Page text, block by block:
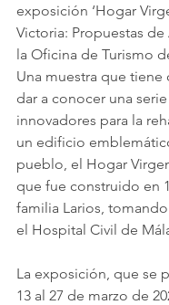
exposición ‘Hogar
Victoria: Propuestas de
la Oficina de Turismo
Una muestra que
dar a conocer una
innovadores para la
un edificio
pueblo, el Hogar
que fue construido en
familia Larios,
el Hospital Civil de
La exposición, que se
13 al 27 de marzo de